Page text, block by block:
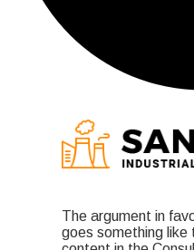
The argument in
goes something like